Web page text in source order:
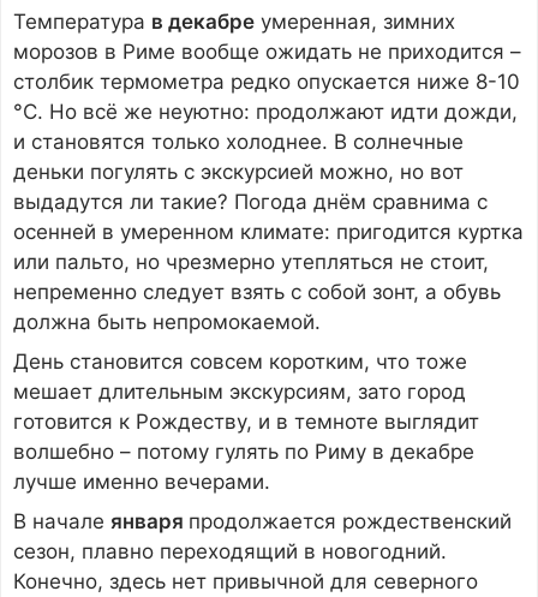
Температура в декабре умеренная, зимних
морозов в Риме вообще ожидать не приходится –
столбик термометра редко опускается ниже 8-10
°C. Но всё же неуютно: продолжают идти дожди,
и становятся только холоднее. В солнечные
деньки погулять с экскурсией можно, но вот
выдадутся ли такие? Погода днём сравнима с
осенней в умеренном климате: пригодится куртка
или пальто, но чрезмерно утепляться не стоит,
непременно следует взять с собой зонт, а обувь
должна быть непромокаемой.
День становится совсем коротким, что тоже
мешает длительным экскурсиям, зато город
готовится к Рождеству, и в темноте выглядит
волшебно – потому гулять по Риму в декабре
лучше именно вечерами.
В начале января продолжается рождественский
сезон, плавно переходящий в новогодний.
Конечно, здесь нет привычной для северного